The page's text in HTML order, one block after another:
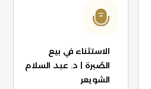
الاستثناء في بيع
الصُبرة | د. عبد السلام
الشويعر